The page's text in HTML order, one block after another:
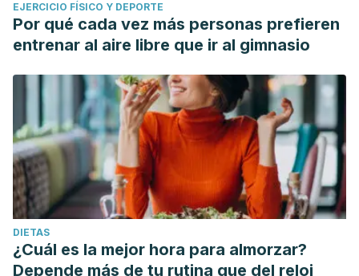
EJERCICIO FÍSICO Y DEPORTE
Por qué cada vez más personas prefieren
entrenar al aire libre que ir al gimnasio
DIETAS
¿Cuál es la mejor hora para almorzar?
Depende más de tu rutina que del reloj